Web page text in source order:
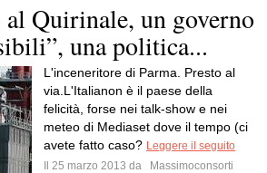
Quirinale, un governo
una politica...
L'inceneritore di Parma. Presto al
via.L'Italianon è il paese della
felicità, forse nei talk-show e nei
meteo di Mediaset dove il tempo (ci
avete fatto caso? Leggere il seguito
Il 25 marzo 2013 da
Massimoconsorti